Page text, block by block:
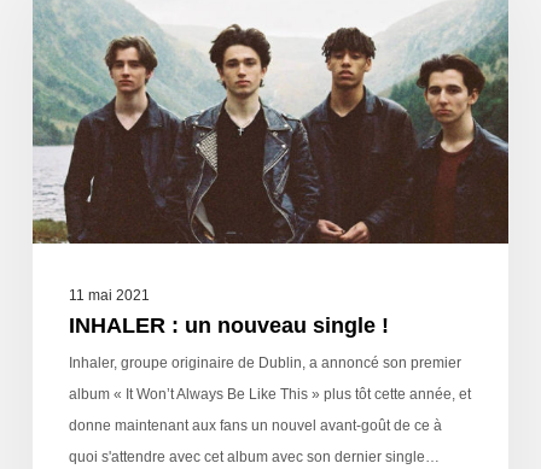
11 mai 2021
INHALER : un nouveau single !
Inhaler, groupe originaire de Dublin, a annoncé son premier
album « It Won’t Always Be Like This » plus tôt cette année, et
donne maintenant aux fans un nouvel avant-goût de ce à
quoi s'attendre avec cet album avec son dernier single…